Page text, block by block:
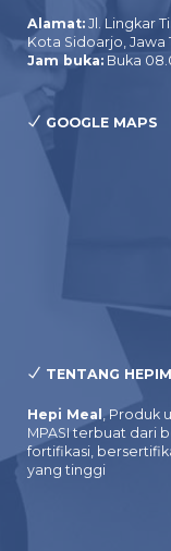
Alamat: Jl. Lingkar
Kota Sidoarjo, Jawa
Jam buka: Buka
GOOGLE MAPS
TENTANG
Hepi Meal ,
MPASI terbuat dari
fortifikasi,
yang tinggi